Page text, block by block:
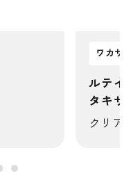
ワカサプ
ルテイ
タキサ
クリア